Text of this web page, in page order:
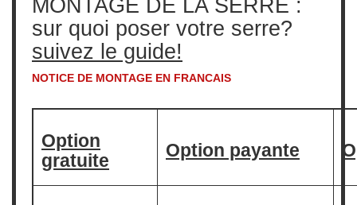
MONTAGE DE LA SERRE :
sur quoi poser votre serre?
suivez le guide!
NOTICE DE MONTAGE EN FRANCAIS
Option
gratuite
Option payante